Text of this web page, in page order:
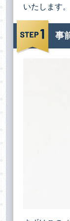
いたします。
事